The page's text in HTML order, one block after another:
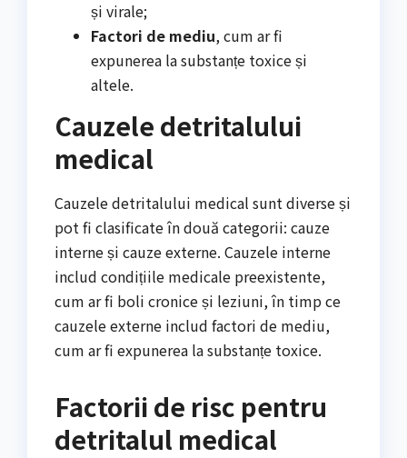
și virale;
Factori de mediu, cum ar fi
expunerea la substanțe toxice și
altele.
Cauzele detritalului
medical
Cauzele detritalului medical sunt diverse și
pot fi clasificate în două categorii: cauze
interne și cauze externe. Cauzele interne
includ condițiile medicale preexistente,
cum ar fi boli cronice și leziuni, în timp ce
cauzele externe includ factori de mediu,
cum ar fi expunerea la substanțe toxice.
Factorii de risc pentru
detritalul medical